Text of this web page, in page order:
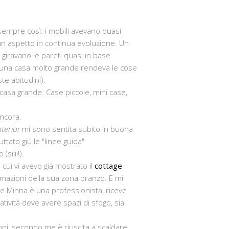
così: i mobili avevano quasi
aspetto in continua evoluzione. Un
le pareti quasi in base
casa molto grande rendeva le cose
abitudini).
grande. Case piccole, mini case,
mi sono sentita subito in buona
giù le "linee guida"
(siiii!).
vi avevo già mostrato il cottage
della sua zona pranzo. E mi
Minna è una professionista, riceve
deve avere spazi di sfogo, sia